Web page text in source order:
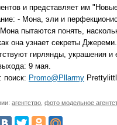
и представляет им
- Мона, эли и
пытаются понять,
она узнает секреты
гирлянды, украшения и
9 мая.
поиск: Promo@Pllarmy
агентство фото модельное